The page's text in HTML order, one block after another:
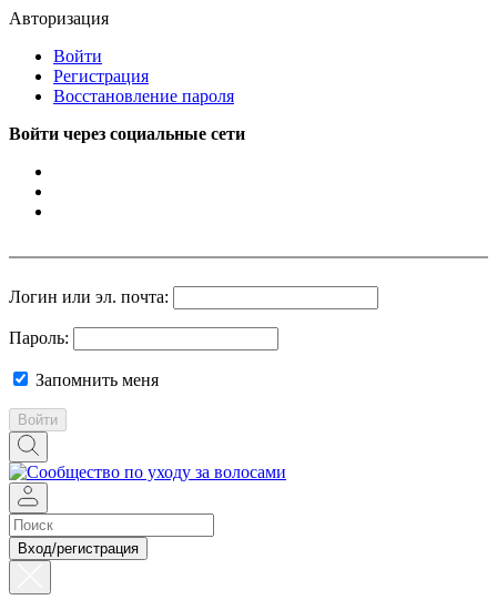
Авторизация
Войти
Регистрация
Восстановление пароля
Войти через социальные сети
Логин или эл. почта:
Пароль:
Запомнить меня
Войти
Вход/регистрация